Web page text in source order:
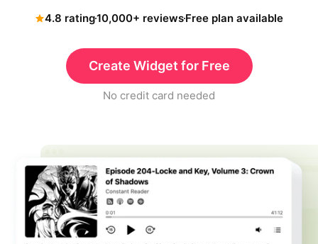
4.8 rating10,000+ reviewsFree plan available
Create Widget for Free
No credit card needed